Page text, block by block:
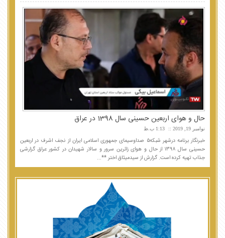
حال و هوای اربعین حسینی سال 1398 در عراق
نوامبر 19, 2019 1:13 ب.ظ
خبرنگار برنامه درشهر شبکه۵ صداوسیمای جمهوری اسلامی ایران از نجف اشرف در اربعین
حسینی سال ۱۳۹۸ از حال و هوای زائرین سرور و سالار شهیدان در کشور عراق گزارشی
جذاب تهیه کرده است. گزارش از سیدمیثاق اختر **...